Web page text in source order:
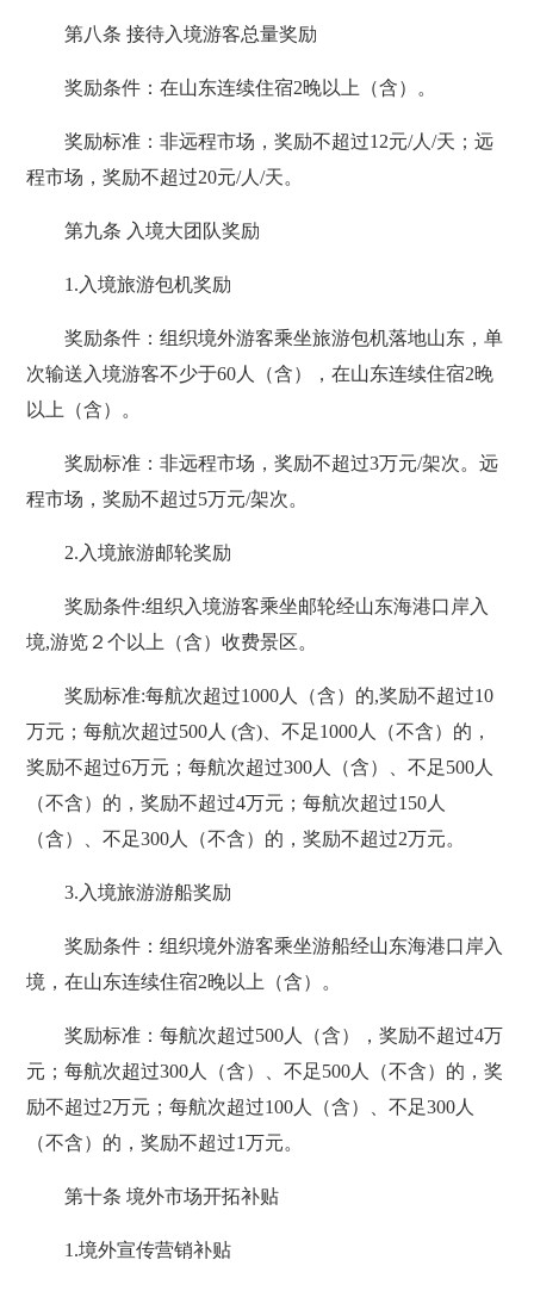
第八条 接待入境游客总量奖励
奖励条件：在山东连续住宿2晚以上（含）。
奖励标准：非远程市场，奖励不超过12元/人/天；远
程市场，奖励不超过20元/人/天。
第九条 入境大团队奖励
1.入境旅游包机奖励
奖励条件：组织境外游客乘坐旅游包机落地山东，单
次输送入境游客不少于60人（含），在山东连续住宿2晚
以上（含）。
奖励标准：非远程市场，奖励不超过3万元/架次。远
程市场，奖励不超过5万元/架次。
2.入境旅游邮轮奖励
奖励条件:组织入境游客乘坐邮轮经山东海港口岸入
境,游览２个以上（含）收费景区。
奖励标准:每航次超过1000人（含）的,奖励不超过10
万元；每航次超过500人 (含)、不足1000人（不含）的，
奖励不超过6万元；每航次超过300人（含）、不足500人
（不含）的，奖励不超过4万元；每航次超过150人
（含）、不足300人（不含）的，奖励不超过2万元。
3.入境旅游游船奖励
奖励条件：组织境外游客乘坐游船经山东海港口岸入
境，在山东连续住宿2晚以上（含）。
奖励标准：每航次超过500人（含），奖励不超过4万
元；每航次超过300人（含）、不足500人（不含）的，奖
励不超过2万元；每航次超过100人（含）、不足300人
（不含）的，奖励不超过1万元。
第十条 境外市场开拓补贴
1.境外宣传营销补贴